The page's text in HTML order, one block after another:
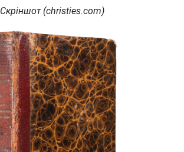
Скріншот (christies.com)